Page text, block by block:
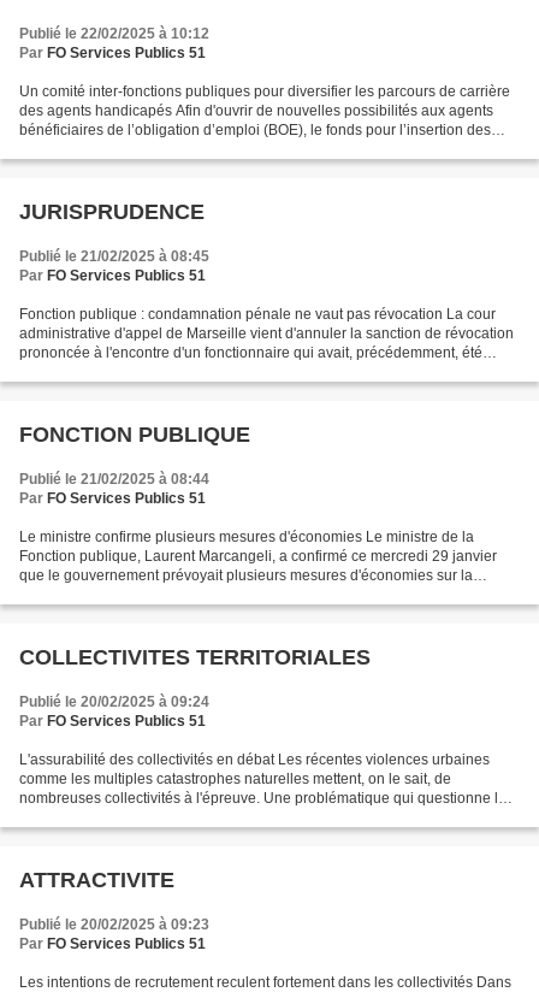
Publié le 22/02/2025 à 10:12
Par FO Services Publics 51
Un comité inter-fonctions publiques pour diversifier les parcours de carrière
des agents handicapés Afin d'ouvrir de nouvelles possibilités aux agents
bénéficiaires de l’obligation d’emploi (BOE), le fonds pour l’insertion des
JURISPRUDENCE
Publié le 21/02/2025 à 08:45
Par FO Services Publics 51
Fonction publique : condamnation pénale ne vaut pas révocation La cour
administrative d'appel de Marseille vient d'annuler la sanction de révocation
prononcée à l'encontre d'un fonctionnaire qui avait, précédemment, été
FONCTION PUBLIQUE
Publié le 21/02/2025 à 08:44
Par FO Services Publics 51
Le ministre confirme plusieurs mesures d'économies Le ministre de la
Fonction publique, Laurent Marcangeli, a confirmé ce mercredi 29 janvier
que le gouvernement prévoyait plusieurs mesures d'économies sur la
COLLECTIVITES TERRITORIALES
Publié le 20/02/2025 à 09:24
Par FO Services Publics 51
L'assurabilité des collectivités en débat Les récentes violences urbaines
comme les multiples catastrophes naturelles mettent, on le sait, de
nombreuses collectivités à l'épreuve. Une problématique qui questionne leur
ATTRACTIVITE
Publié le 20/02/2025 à 09:23
Par FO Services Publics 51
Les intentions de recrutement reculent fortement dans les collectivités Dans